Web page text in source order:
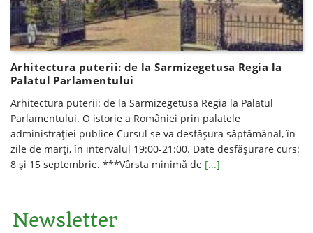
Arhitectura puterii: de la Sarmizegetusa Regia la
Palatul Parlamentului
Arhitectura puterii: de la Sarmizegetusa Regia la Palatul
Parlamentului. O istorie a României prin palatele
administrației publice Cursul se va desfăşura săptămânal, în
zile de marţi, în intervalul 19:00-21:00. Date desfăşurare curs:
8 și 15 septembrie. ***Vârsta minimă de [...]
Newsletter